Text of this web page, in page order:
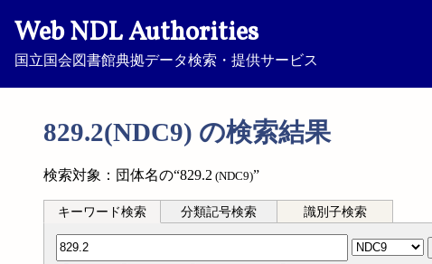
Web NDL Authorities
国立国会図書館典拠データ検索・提供サービス
829.2(NDC9) の検索結果
検索対象：団体名の“829.2 (NDC9)”
キーワード検索 分類記号検索 識別子検索
分類記号検索